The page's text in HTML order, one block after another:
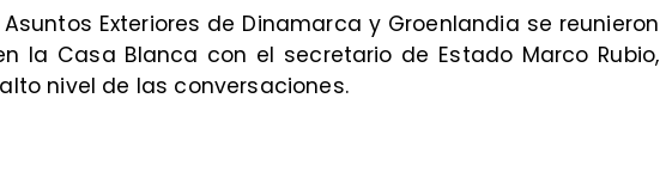
Exteriores de Dinamarca y Groenlandia se reunieron
la Casa Blanca con el secretario de Estado Marco Rubio,
nivel de las conversaciones.